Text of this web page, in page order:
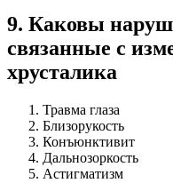
9. Каковы
связанные с
хрусталика
Травма глаза
Близорукость
Конъюнктивит
Дальнозоркость
Астигматизм